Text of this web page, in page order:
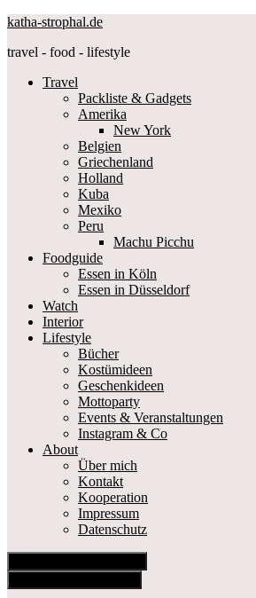
katha-strophal.de
travel - food - lifestyle
Travel
Packliste & Gadgets
Amerika
New York
Belgien
Griechenland
Holland
Kuba
Mexiko
Peru
Machu Picchu
Foodguide
Essen in Köln
Essen in Düsseldorf
Watch
Interior
Lifestyle
Bücher
Kostümideen
Geschenkideen
Mottoparty
Events & Veranstaltungen
Instagram & Co
About
Über mich
Kontakt
Kooperation
Impressum
Datenschutz